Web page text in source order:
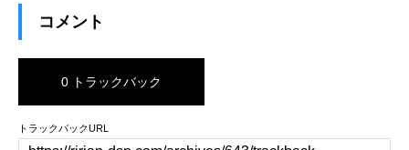
コメント
0 トラックバック
トラックバックURL